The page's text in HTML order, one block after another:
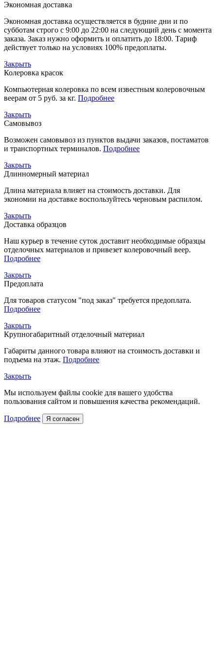
Экономная доставка
Экономная доставка осуществляется в будние дни и по
субботам строго с 9:00 до 22:00 на следующий день с момента
заказа. Заказ нужно оформить и оплатить до 18:00. Тариф
действует только на условиях 100% предоплаты.
Закрыть
Колеровка красок
Компьютерная колеровка по всем известным колеровочным
веерам от 5 руб. за кг. Подробнее
Закрыть
Самовывоз
Возможен самовывоз из пунктов выдачи заказов, постаматов
и транспортных терминалов. Подробнее
Закрыть
Длинномерный материал
Длина материала влияет на стоимость доставки. Для
экономии на доставке воспользуйтесь черновым распилом.
Закрыть
Доставка образцов
Наш курьер в течение суток доставит необходимые образцы
отделочных материалов и привезет колеровочный веер.
Подробнее
Закрыть
Предоплата
Для товаров статусом "под заказ" требуется предоплата.
Подробнее
Закрыть
Крупногабаритный отделочный материал
Габариты данного товара влияют на стоимость доставки и
подъема на этаж. Подробнее
Закрыть
Мы используем файлы cookie для вашего удобства
пользования сайтом и повышения качества рекомендаций.
Подробнее Я согласен